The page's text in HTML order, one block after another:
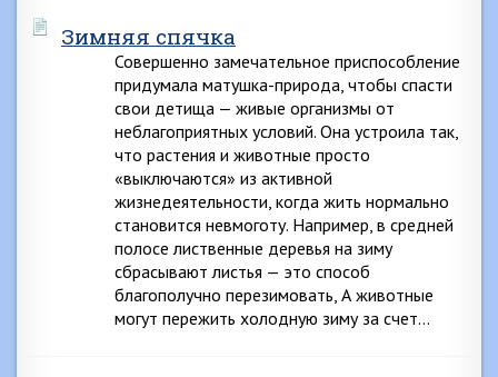
Зимняя спячка
Совершенно замечательное приспособление
придумала матушка-природа, чтобы спасти
свои детища — живые организмы от
неблагоприятных условий. Она устроила так,
что растения и животные просто
«выключаются» из активной
жизнедеятельности, когда жить нормально
становится невмоготу. Например, в средней
полосе лиственные деревья на зиму
сбрасывают листья — это способ
благополучно перезимовать, А животные
могут пережить холодную зиму за счет…